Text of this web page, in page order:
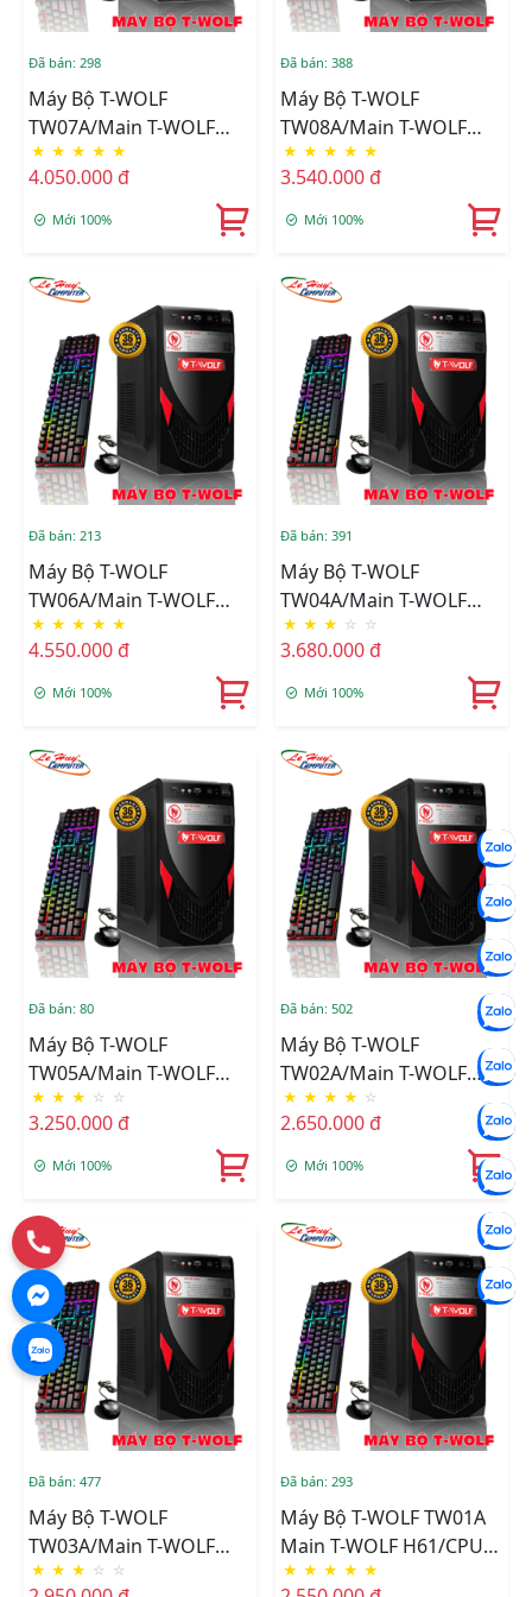
Đã bán: 298
Máy Bộ T-WOLF
TW07A/Main T-WOLF
H110/CPU Intel Core I5-
6600/Ram DDR4
8GB/3200/SSD
Chuột T-Wolf TF200
★ ★ ★ ★ ★
4.050.000 đ
Mới 100%
Đã bán: 388
Máy Bộ T-WOLF
TW08A/Main T-WOLF
H310/CPU Intel
G5400/Ram DDR4
8GB/3200/SSD T-WOLF
Chuột T-Wolf TF200
★ ★ ★ ★ ★
3.540.000 đ
Mới 100%
Đã bán: 213
Máy Bộ T-WOLF
TW06A/Main T-WOLF
H110/CPU Intel Core I3-
6100/Ram DDR4
8GB/3200/SSD
Chuột T-Wolf TF200
★ ★ ★ ★ ★
4.550.000 đ
Mới 100%
Đã bán: 391
Máy Bộ T-WOLF
TW04A/Main T-WOLF
H81/CPU Intel Core I5-
4460/Ram DDR3
8GB/1600/SSD T-WOLF
T20 + Chuột T-Wolf V3
★ ★ ★ ☆ ☆
3.680.000 đ
Mới 100%
Đã bán: 80
Máy Bộ T-WOLF
TW05A/Main T-WOLF
H110/CPU Intel
G4400/Ram DDR4
8GB/3200/SSD T-WOLF
600W+Tặng Bộ Phím
Chuột T-Wolf TF200
★ ★ ★ ☆ ☆
3.250.000 đ
Mới 100%
Đã bán: 502
Máy Bộ T-WOLF
TW02A/Main T-WOLF
H61/CPU Intel Core I3-
3570/Ram DDR3
8GB/1600/SSD T-WOLF
Phím Chuột T-Wolf
★ ★ ★ ★ ☆
2.650.000 đ
Mới 100%
Đã bán: 477
Máy Bộ T-WOLF
TW03A/Main T-WOLF
H81/CPU Intel Core I3-
★ ★ ★ ☆ ☆
Đã bán: 293
Máy Bộ T-WOLF TW01A
Main T-WOLF H61/CPU
Intel Core I3-3240/Ram
★ ★ ★ ★ ★